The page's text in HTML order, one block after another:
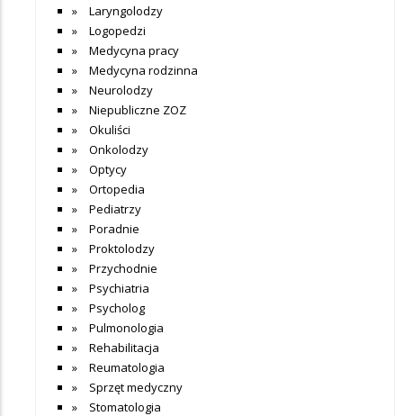
Laryngolodzy
Logopedzi
Medycyna pracy
Medycyna rodzinna
Neurolodzy
Niepubliczne ZOZ
Okuliści
Onkolodzy
Optycy
Ortopedia
Pediatrzy
Poradnie
Proktolodzy
Przychodnie
Psychiatria
Psycholog
Pulmonologia
Rehabilitacja
Reumatologia
Sprzęt medyczny
Stomatologia